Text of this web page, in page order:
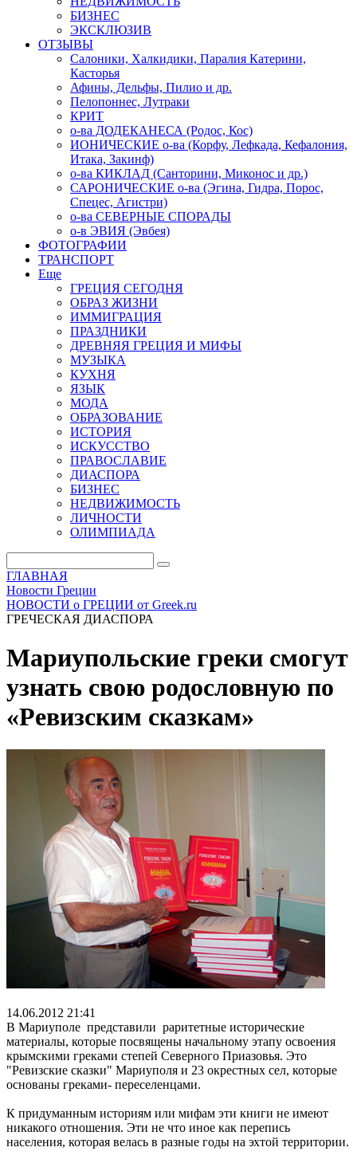
БИЗНЕС
ЭКСКЛЮЗИВ
ОТЗЫВЫ
Салоники, Халкидики, Паралия Катерини,
Касторья
Афины, Дельфы, Пилио и др.
Пелопоннес, Лутраки
КРИТ
о-ва ДОДЕКАНЕСА (Родос, Кос)
ИОНИЧЕСКИЕ о-ва (Корфу, Лефкада, Кефалония,
Итака, Закинф)
о-ва КИКЛАД (Санторини, Миконос и др.)
САРОНИЧЕСКИЕ о-ва (Эгина, Гидра, Порос,
Спецес, Агистри)
о-ва СЕВЕРНЫЕ СПОРАДЫ
о-в ЭВИЯ (Эвбея)
ФОТОГРАФИИ
ТРАНСПОРТ
Еще
ГРЕЦИЯ СЕГОДНЯ
ОБРАЗ ЖИЗНИ
ИММИГРАЦИЯ
ПРАЗДНИКИ
ДРЕВНЯЯ ГРЕЦИЯ И МИФЫ
МУЗЫКА
КУХНЯ
ЯЗЫК
МОДА
ОБРАЗОВАНИЕ
ИСТОРИЯ
ИСКУССТВО
ПРАВОСЛАВИЕ
ДИАСПОРА
БИЗНЕС
НЕДВИЖИМОСТЬ
ЛИЧНОСТИ
ОЛИМПИАДА
ГЛАВНАЯ
Новости Греции
НОВОСТИ о ГРЕЦИИ от Greek.ru
ГРЕЧЕСКАЯ ДИАСПОРА
Мариупольские греки смогут
узнать свою родословную по
«Ревизским сказкам»
14.06.2012 21:41
В Мариуполе представили раритетные исторические
материалы, которые посвящены начальному этапу освоения
крымскими греками степей Северного Приазовья. Это
"Ревизские сказки" Мариуполя и 23 окрестных сел, которые
основаны греками- переселенцами.
К придуманным историям или мифам эти книги не имеют
никакого отношения. Эти не что иное как перепись
населения, которая велась в разные годы на эхтой территории.